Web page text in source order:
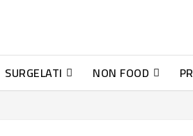
SURGELATI NON FOOD